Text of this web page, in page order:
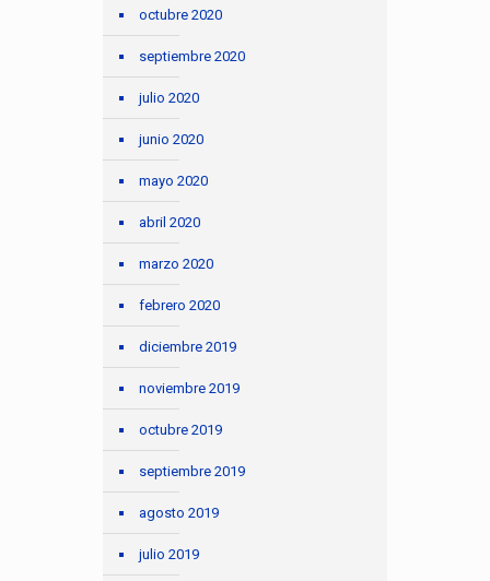
octubre 2020
septiembre 2020
julio 2020
junio 2020
mayo 2020
abril 2020
marzo 2020
febrero 2020
diciembre 2019
noviembre 2019
octubre 2019
septiembre 2019
agosto 2019
julio 2019